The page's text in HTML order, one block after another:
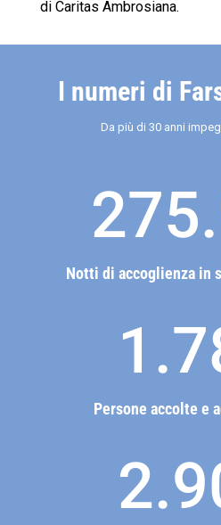
di Caritas Ambrosiana.
I numeri di
Da più di 30 anni
Notti di accoglienza in
Persone accolte e